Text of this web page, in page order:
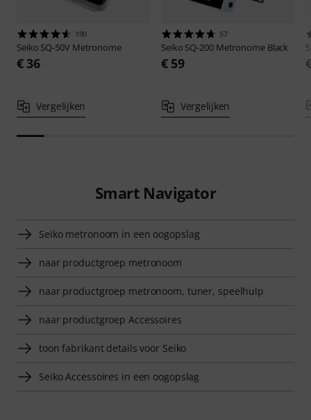
190
Seiko SQ-50V Metronome
€ 36
Vergelijken
57
Seiko SQ-200 Metronome Black
€ 59
Vergelijken
Smart Navigator
Seiko metronoom in een oogopslag
naar productgroep metronoom
naar productgroep metronoom, tuner, speelhulp
naar productgroep Accessoires
toon fabrikant details voor Seiko
Seiko Accessoires in een oogopslag